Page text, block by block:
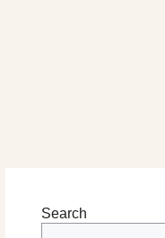
Search